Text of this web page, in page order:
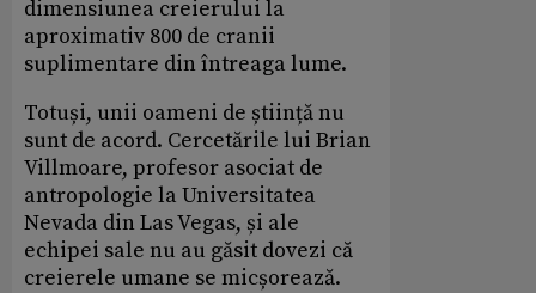
dimensiunea creierului la
aproximativ 800 de cranii
suplimentare din întreaga lume.
Totuși, unii oameni de știință nu
sunt de acord. Cercetările lui Brian
Villmoare, profesor asociat de
antropologie la Universitatea
Nevada din Las Vegas, și ale
echipei sale nu au găsit dovezi că
creierele umane se micșorează.